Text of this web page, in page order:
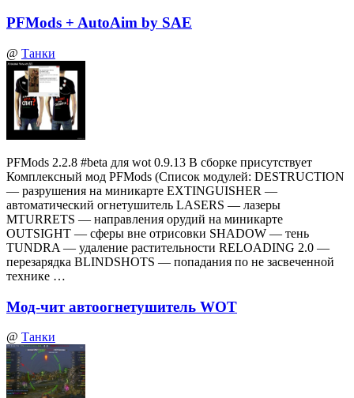
PFMods + AutoAim by SAE
@ Танки
PFMods 2.2.8 #beta для wot 0.9.13 В сборке присутствует
Комплексный мод PFMods (Список модулей: DESTRUCTION
— разрушения на миникарте EXTINGUISHER —
автоматический огнетушитель LASERS — лазеры
MTURRETS — направления орудий на миникарте
OUTSIGHT — сферы вне отрисовки SHADOW — тень
TUNDRA — удаление растительности RELOADING 2.0 —
перезарядка BLINDSHOTS — попадания по не засвеченной
технике …
Мод-чит автоогнетушитель WOT
@ Танки